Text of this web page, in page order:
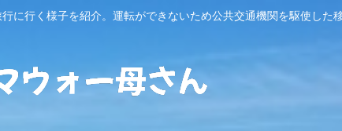
行く様子を紹介。運転ができないため公共交通機関を駆使した